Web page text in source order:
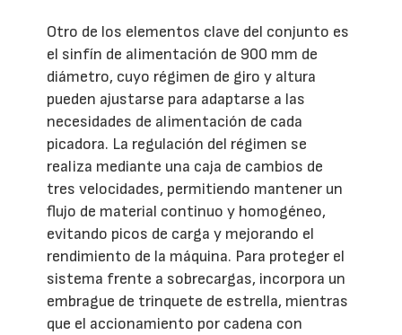
Otro de los elementos clave del conjunto es
el sinfín de alimentación de 900 mm de
diámetro, cuyo régimen de giro y altura
pueden ajustarse para adaptarse a las
necesidades de alimentación de cada
picadora. La regulación del régimen se
realiza mediante una caja de cambios de
tres velocidades, permitiendo mantener un
flujo de material continuo y homogéneo,
evitando picos de carga y mejorando el
rendimiento de la máquina. Para proteger el
sistema frente a sobrecargas, incorpora un
embrague de trinquete de estrella, mientras
que el accionamiento por cadena con